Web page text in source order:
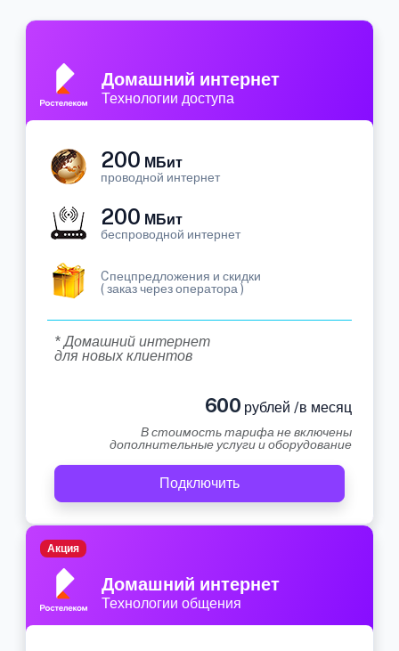
Домашний интернет
Технологии доступа
200 МБит
проводной интернет
200 МБит
беспроводной интернет
Cпецпредложения и скидки
( заказ через оператора )
* Домашний интернет
для новых клиентов
600 рублей /в месяц
В стоимость тарифа не включены
дополнительные услуги и оборудование
Подключить
Домашний интернет
Технологии общения
Акция